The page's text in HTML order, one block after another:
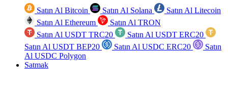
Satın Al Bitcoin Satın Al Solana
Satın Al Litecoin
Satın Al Ethereum
Satın Al TRON
Satın Al USDT TRC20
Satın Al USDT ERC20
Satın Al USDT BEP20
Satın Al USDC ERC20
Satın
Al USDC Polygon
Satmak